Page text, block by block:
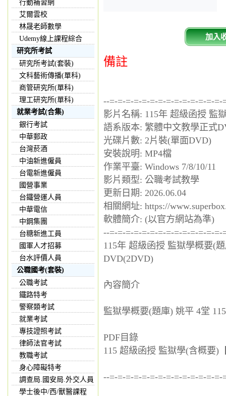
行動補習網
艾爾雲校
林晟老師數學
Udemy線上課程綜合
研究所考試
研究所考試(套裝)
文科藝術傳播(單科)
商管研究所(單科)
理工研究所(單科)
就業考試(合集)
銀行考試
中華郵政
台灣菸酒
中油新進僱員
台電新進僱員
國營事業
台鐵營運人員
中華電信
中鋼集團
台糖新進工員
國軍人才招募
台水評價人員
公職國考(套裝)
公職考試
鐵路特考
警察類考試
就業考試
專技證照考試
律師法官考試
教職考試
身心障礙特考
調查局.國安局.外交人員
學士後中/西/獸醫課程
加入
備註
--=-=-=-=-=-=-=-=-=-=-=-=-=-
影片名稱: 115年 超級函授 監
語系版本: 繁體中文教學正式
光碟片數: 2片裝(單面DVD)
安裝說明: MP4檔
作業平臺: Windows 7/8/10/11
影片類型: 公職考試教學
更新日期: 2026.06.04
相關網址: https://
軟體簡介: (以官方網站為準)
--=-=-=-=-=-=-=-=-=-=-=-=-=-
115年 超級函授 監獄學概要(
DVD(2DVD)
內容簡介
監獄學概要(題庫) 姚平 4堂
PDF目錄
115 超級函授 監獄學(含概要)
--=-=-=-=-=-=-=-=-=-=-=-=-=-